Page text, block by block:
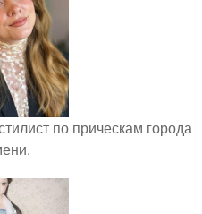
по прическам города